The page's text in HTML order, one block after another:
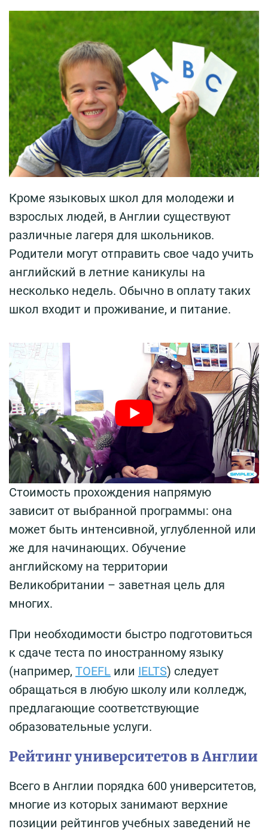
Кроме языковых школ для молодежи и
взрослых людей, в Англии существуют
различные лагеря для школьников.
Родители могут отправить свое чадо учить
английский в летние каникулы на
несколько недель. Обычно в оплату таких
школ входит и проживание, и питание.
Стоимость прохождения напрямую
зависит от выбранной программы: она
может быть интенсивной, углубленной или
же для начинающих. Обучение
английскому на территории
Великобритании – заветная цель для
многих.
При необходимости быстро подготовиться
к сдаче теста по иностранному языку
(например, TOEFL или IELTS) следует
обращаться в любую школу или колледж,
предлагающие соответствующие
образовательные услуги.
Рейтинг университетов в Англии
Всего в Англии порядка 600 университетов,
многие из которых занимают верхние
позиции рейтингов учебных заведений не